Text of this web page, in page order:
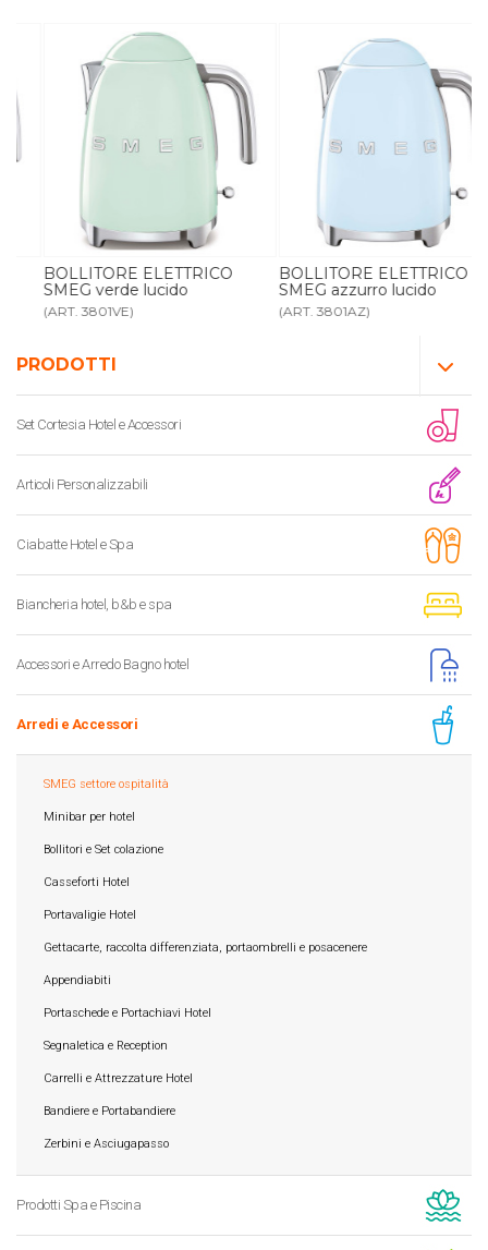
PRODOTTI
Set Cortesia Hotel e Accessori
Articoli Personalizzabili
Ciabatte Hotel e Spa
Biancheria hotel, b&b e spa
Accessori e Arredo Bagno hotel
Arredi e Accessori
SMEG settore ospitalità
Minibar per hotel
Bollitori e Set colazione
Casseforti Hotel
Portavaligie Hotel
Gettacarte, raccolta differenziata, portaombrelli e posacenere
Appendiabiti
Portaschede e Portachiavi Hotel
Segnaletica e Reception
Carrelli e Attrezzature Hotel
Bandiere e Portabandiere
Zerbini e Asciugapasso
Prodotti Spa e Piscina
BOLLITORE ELETTRICO
SMEG verde lucido
(ART. 3801VE)
BOLLITORE ELETTRICO
SMEG azzurro lucido
(ART. 3801AZ)